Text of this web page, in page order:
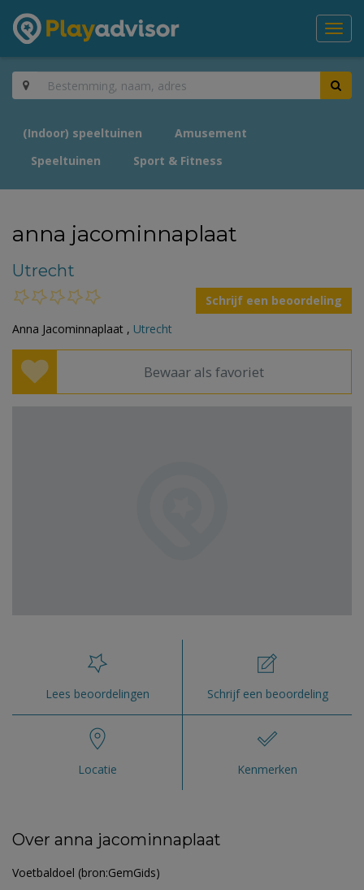
(Indoor) speeltuinen
Amusement
Speeltuinen
Sport & Fitness
anna jacominnaplaat
Utrecht
Schrijf een beoordeling
Anna Jacominnaplaat , Utrecht
Bewaar als favoriet
Lees beoordelingen Schrijf een beoordeling
Locatie Kenmerken
Over anna jacominnaplaat
Voetbaldoel (bron:GemGids)